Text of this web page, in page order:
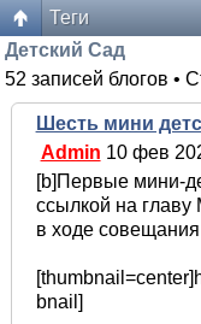
Теги Форум
Детский Сад
52 записей блогов •
Шесть мини
Admin 10 фев
[b]Первые мини-
ссылкой на главу
в ходе
bnail]